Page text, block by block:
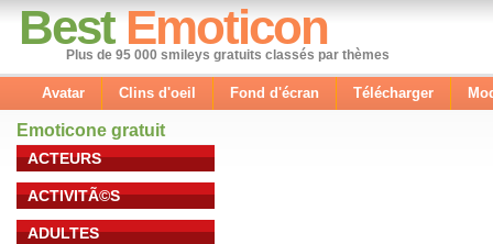
Best Emoticon
Plus de 95 000 smileys gratuits classés par thèmes
Avatar Clins d'oeil Fond d'écran Télécharger
Emoticone gratuit
ACTEURS
ACTIVITÃ©S
ADULTES